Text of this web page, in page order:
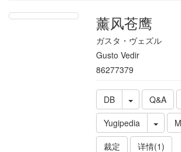
薰风苍鹰
ガスタ・ヴェズル
Gusto Vedir
86277379
DB Q&A
Yugipedia
裁定
详情(1)